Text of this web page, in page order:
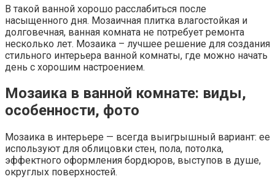
В такой ванной хорошо расслабиться после
насыщенного дня. Мозаичная плитка влагостойкая и
долговечная, ванная комната не потребует ремонта
несколько лет. Мозаика – лучшее решение для создания
стильного интерьера ванной комнаты, где можно начать
день с хорошим настроением.
Мозаика в ванной комнате: виды,
особенности, фото
Мозаика в интерьере — всегда выигрышный вариант: ее
используют для облицовки стен, пола, потолка,
эффектного оформления бордюров, выступов в душе,
округлых поверхностей.